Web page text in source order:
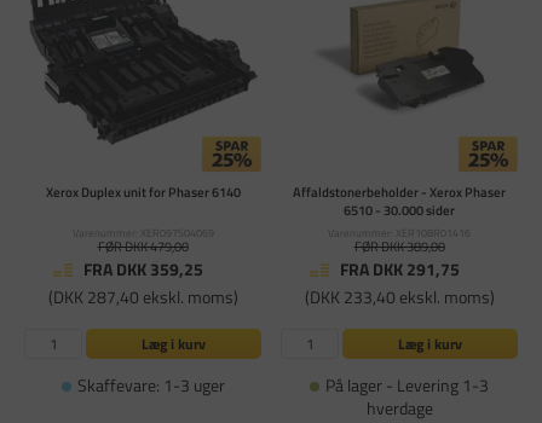
Xerox Duplex unit for Phaser 6140
Varenummer: XER097S04069
FØR DKK 479,00
FRA DKK 359,25
(DKK 287,40 ekskl. moms)
Læg i kurv
Skaffevare: 1-3 uger
Affaldstonerbeholder - Xerox Phaser
6510 - 30.000 sider
Varenummer: XER108R01416
FØR DKK 389,00
FRA DKK 291,75
(DKK 233,40 ekskl. moms)
Læg i kurv
På lager - Levering 1-3
hverdage